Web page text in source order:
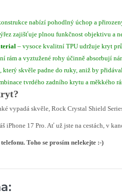
nabízí pohodlný úchop a
zajišťuje plnou funkčnost objektivu a
– vysoce kvalitní TPU udržuje kryt
rám a vyztužené rohy účinně absorbují
který skvěle padne do ruky, aniž by
tvrdého zadního krytu a měkkého
vypadá skvěle, Rock Crystal Shield
iPhone 17 Pro. Ať už jste na cestách, v
Toho se prosím nelekejte :-)